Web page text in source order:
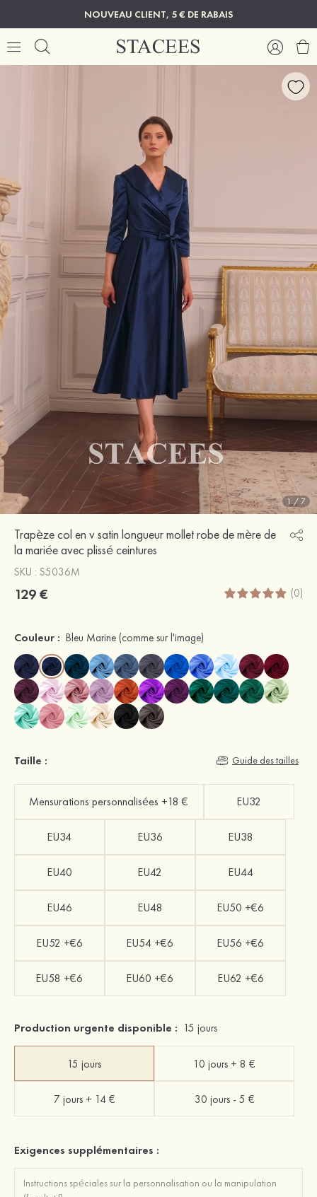
NOUVEAU CLIENT, 5 € DE RABAIS
1 /7
Trapèze col en v satin longueur mollet robe de mère de
la mariée avec plissé ceintures
SKU : S5036M
129 € (0)
Couleur : Bleu Marine (comme sur l'image)
Taille : Guide des tailles
Mensurations personnalisées +18 € EU32
EU34 EU36 EU38
EU40 EU42 EU44
EU46 EU48 EU50 +€6
EU52 +€6 EU54 +€6 EU56 +€6
EU58 +€6 EU60 +€6 EU62 +€6
Production urgente disponible : 15 jours
15 jours 10 jours + 8 €
7 jours + 14 € 30 jours - 5 €
Exigences supplémentaires :